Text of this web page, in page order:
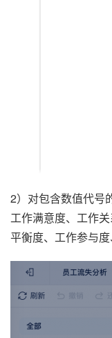
2）对包含数值代号
工作满意度、工作
平衡度、工作参与度